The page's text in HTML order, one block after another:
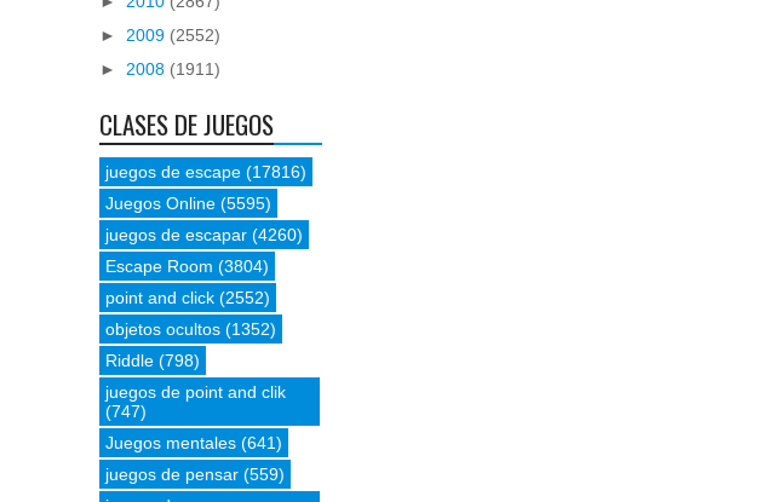
► 2009 (2552)
► 2008 (1911)
CLASES DE JUEGOS
juegos de escape (17816)
Juegos Online (5595)
juegos de escapar (4260)
Escape Room (3804)
point and click (2552)
objetos ocultos (1352)
Riddle (798)
juegos de point and clik
(747)
Juegos mentales (641)
juegos de pensar (559)